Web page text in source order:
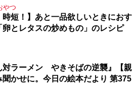
やつ
時短！】あと一品欲しいときにおす
卵とレタスの炒めもの」のレシピ
対ラーメン やきそばの逆襲』【親
聞かせに。今日の絵本だより 第375